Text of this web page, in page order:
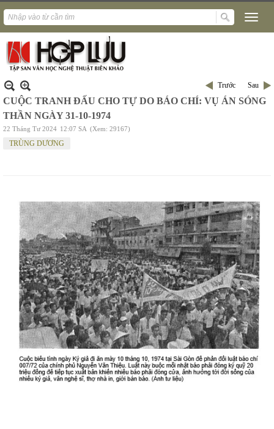
Trước Sau
CUỘC TRANH ĐẤU CHO TỰ DO BÁO CHÍ: VỤ ÁN SÓNG
THẦN NGÀY 31-10-1974
22 Tháng Tư 2024 12:07 SA (Xem: 29167)
TRÙNG DƯƠNG